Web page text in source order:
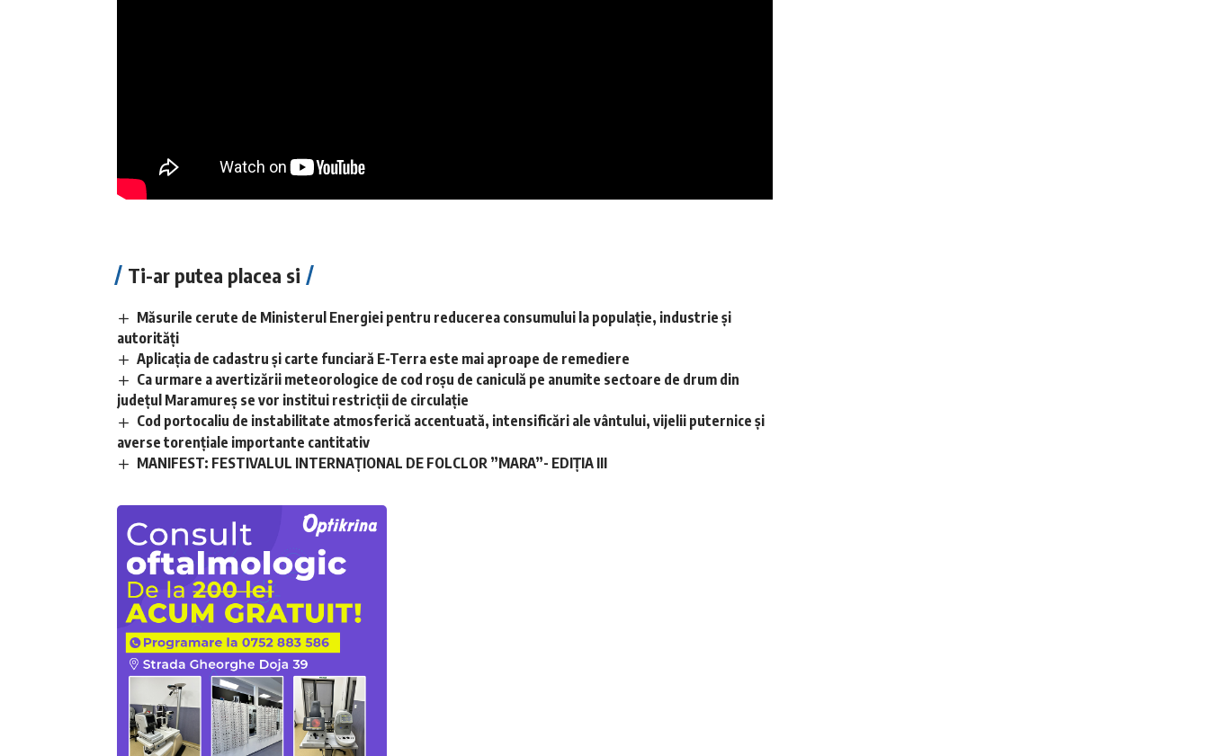
Ti-ar putea placea si
Măsurile cerute de Ministerul Energiei pentru reducerea consumului la populație, industrie și
autorități
Aplicaţia de cadastru şi carte funciară E-Terra este mai aproape de remediere
Ca urmare a avertizării meteorologice de cod roșu de caniculă pe anumite sectoare de drum din
județul Maramureș se vor institui restricții de circulație
Cod portocaliu de instabilitate atmosferică accentuată, intensificări ale vântului, vijelii puternice și
averse torențiale importante cantitativ
MANIFEST: FESTIVALUL INTERNAȚIONAL DE FOLCLOR ”MARA”- EDIȚIA III